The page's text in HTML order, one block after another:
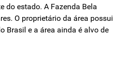
do estado. A Fazenda Bela
O proprietário da área possui
Brasil e a área ainda é alvo de